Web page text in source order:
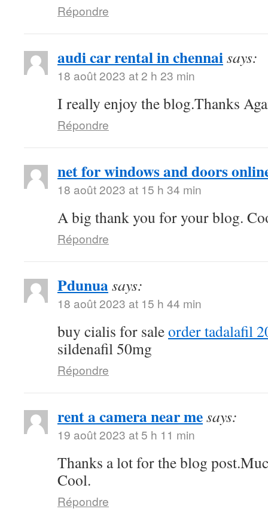
Répondre
audi car rental in chennaisays:
18 août 2023 at 2 h 23 min
I really enjoy the blog.Thanks
Répondre
net for windows and doors
18 août 2023 at 15 h 34 min
A big thank you for your blog.
Répondre
Pdunuasays:
18 août 2023 at 15 h 44 min
buy cialis for saleorder tadalafil
sildenafil 50mg
Répondre
rent a camera near mesays:
19 août 2023 at 5 h 11 min
Thanks a lot for the blog
Cool.
Répondre